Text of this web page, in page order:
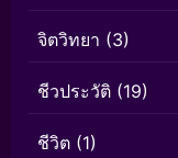
จิตวิทยา (3)
ชีวประวัติ (19)
ชีวิต (1)